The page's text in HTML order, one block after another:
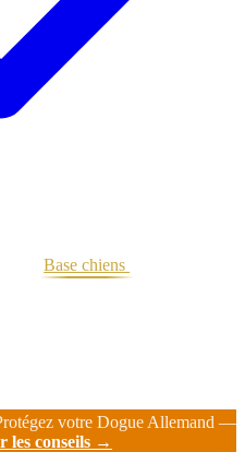
Base chiens
votre Dogue Allemand —
les conseils →